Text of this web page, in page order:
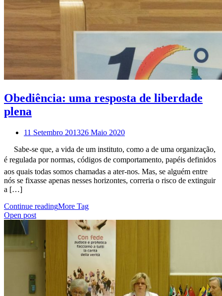
Obediência: uma resposta de liberdade
plena
11 Setembro 201326 Maio 2020
Sabe-se que, a vida de um instituto, como a de uma organização,
é regulada por normas, códigos de comportamento, papéis definidos
aos quais todas somos chamadas a ater-nos. Mas, se alguém entre
nós se fixasse apenas nesses horizontes, correria o risco de extinguir
a […]
Continue readingMore Tag
Open post